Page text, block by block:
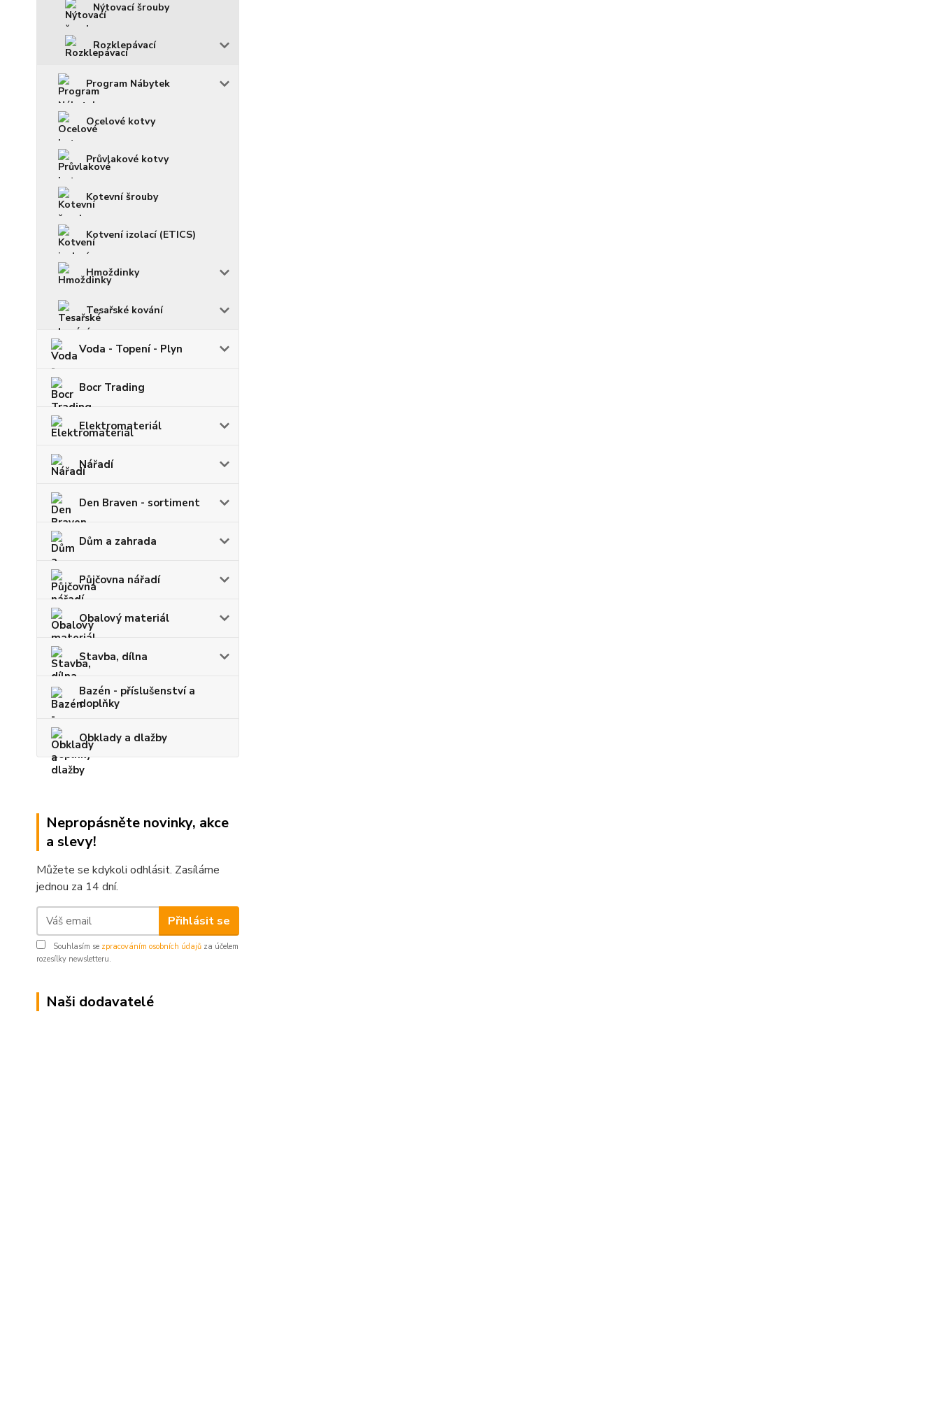
Nýtovací šrouby
Rozklepávací
Program Nábytek
Ocelové kotvy
Průvlakové kotvy
Kotevní šrouby
Kotvení izolací (ETICS)
Hmoždinky
Tesařské kování
Voda - Topení - Plyn
Bocr Trading
Elektromateriál
Nářadí
Den Braven - sortiment
Dům a zahrada
Půjčovna nářadí
Obalový materiál
Stavba, dílna
Bazén - příslušenství a
doplňky
Obklady a dlažby
Nepropásněte novinky, akce
a slevy!
Můžete se kdykoli odhlásit. Zasíláme
jednou za 14 dní.
Přihlásit se
Souhlasím se zpracováním osobních údajů za účelem
rozesílky newsletteru.
Naši dodavatelé